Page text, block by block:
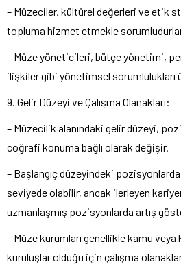
– Müzeciler, kültürel değerleri ve etik
topluma hizmet etmekle
– Müze yöneticileri, bütçe yönetimi,
ilişkiler gibi yönetimsel sorumlulukları
9. Gelir Düzeyi ve Çalışma Olanakları:
– Müzecilik alanındaki gelir düzeyi,
coğrafi konuma bağlı olarak değişir.
– Başlangıç ​​düzeyindeki
seviyede olabilir, ancak ilerleyen
uzmanlaşmış pozisyonlarda artış
– Müze kurumları genellikle kamu veya
kuruluşlar olduğu için çalışma